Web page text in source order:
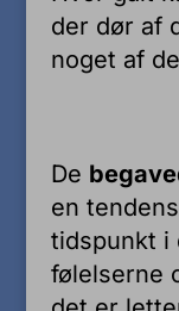
der dør af
noget af
De
en
tidspunkt i
følelserne